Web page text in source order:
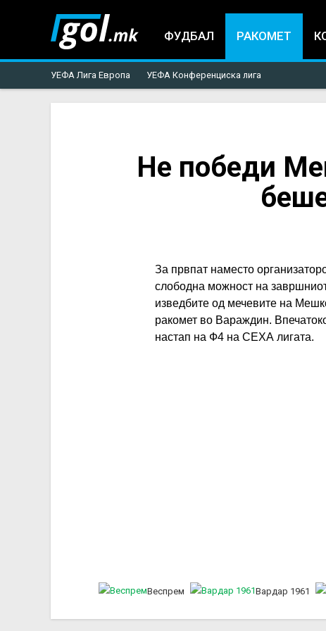
ФУДБАЛ РАКОМЕТ
УЕФА Лига Европа УЕФА Конференциска лига
Не победи
За првпат наместо
слободна можност на
изведбите од мечевите на
ракомет во Вараждин.
настап на Ф4 на СЕХА лигата.
Веспрем Вардар 1961